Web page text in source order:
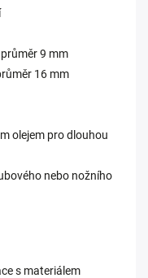
9 mm
16 mm
olejem pro dlouhou
nebo nožního
s materiálem